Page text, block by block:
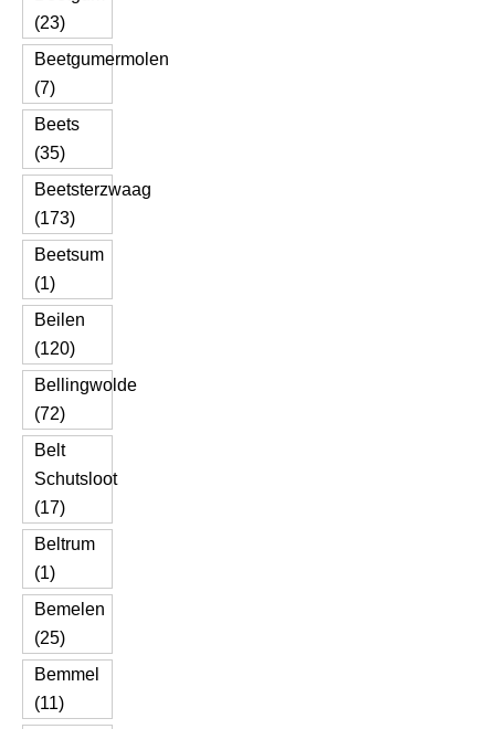
(23)
Beetgumermolen
(7)
Beets
(35)
Beetsterzwaag
(173)
Beetsum
(1)
Beilen
(120)
Bellingwolde
(72)
Belt
Schutsloot
(17)
Beltrum
(1)
Bemelen
(25)
Bemmel
(11)